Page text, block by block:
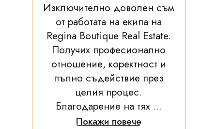
Изключително доволен съм
от работата на екипа на
Regina Boutique Real Estate.
Получих професионално
отношение, коректност и
пълно съдействие през
целия процес.
Благодарение на тях ...
Покажи повече